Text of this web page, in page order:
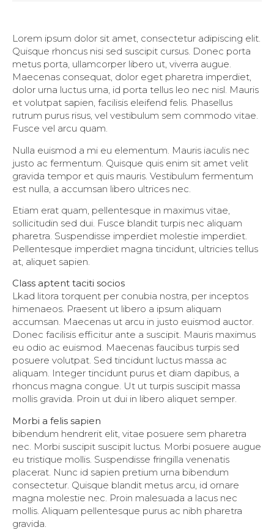
Lorem ipsum dolor sit amet, consectetur adipiscing elit.
Quisque rhoncus nisi sed suscipit cursus. Donec porta
metus porta, ullamcorper libero ut, viverra augue.
Maecenas consequat, dolor eget pharetra imperdiet,
dolor urna luctus urna, id porta tellus leo nec nisl. Mauris
et volutpat sapien, facilisis eleifend felis. Phasellus
rutrum purus risus, vel vestibulum sem commodo vitae.
Fusce vel arcu quam.
Nulla euismod a mi eu elementum. Mauris iaculis nec
justo ac fermentum. Quisque quis enim sit amet velit
gravida tempor et quis mauris. Vestibulum fermentum
est nulla, a accumsan libero ultrices nec.
Etiam erat quam, pellentesque in maximus vitae,
sollicitudin sed dui. Fusce blandit turpis nec aliquam
pharetra. Suspendisse imperdiet molestie imperdiet.
Pellentesque imperdiet magna tincidunt, ultricies tellus
at, aliquet sapien.
Class aptent taciti socios
Lkad litora torquent per conubia nostra, per inceptos
himenaeos. Praesent ut libero a ipsum aliquam
accumsan. Maecenas ut arcu in justo euismod auctor.
Donec facilisis efficitur ante a suscipit. Mauris maximus
eu odio ac euismod. Maecenas faucibus turpis sed
posuere volutpat. Sed tincidunt luctus massa ac
aliquam. Integer tincidunt purus et diam dapibus, a
rhoncus magna congue. Ut ut turpis suscipit massa
mollis gravida. Proin ut dui in libero aliquet semper.
Morbi a felis sapien
bibendum hendrerit elit, vitae posuere sem pharetra
nec. Morbi suscipit suscipit luctus. Morbi posuere augue
eu tristique mollis. Suspendisse fringilla venenatis
placerat. Nunc id sapien pretium urna bibendum
consectetur. Quisque blandit metus arcu, id ornare
magna molestie nec. Proin malesuada a lacus nec
mollis. Aliquam pellentesque purus ac nibh pharetra
gravida.